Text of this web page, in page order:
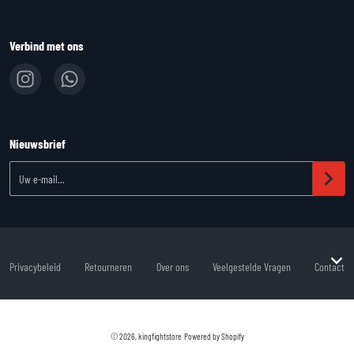
Verbind met ons
Nieuwsbrief
Privacybeleid Retourneren Over ons Veelgestelde Vragen Contact
© 2026,kingfightstore Powered by Shopify